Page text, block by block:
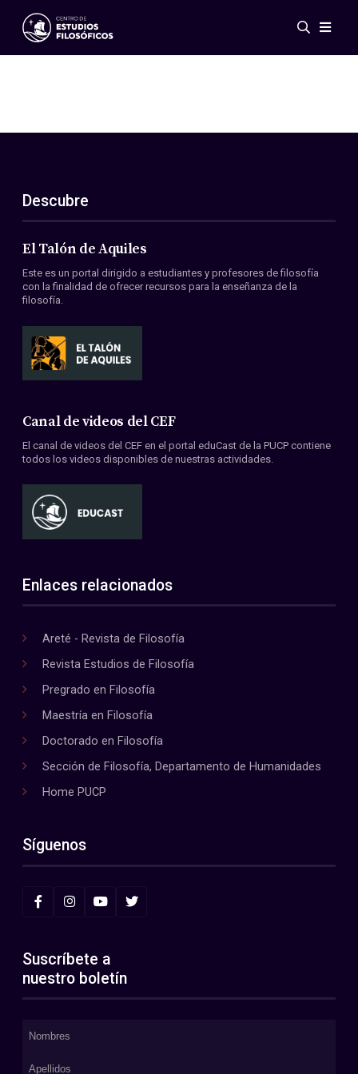
Eventos
ES
EN
Acerca de nosotros
Miembros
Convenios
Descubre
El Talón de Aquiles
Este es un portal dirigido a estudiantes y profesores de filosofía
con la finalidad de ofrecer recursos para la enseñanza de la
filosofía.
Canal de videos del CEF
El canal de videos del CEF en el portal eduCast de la PUCP contiene
todos los videos disponibles de nuestras actividades.
Enlaces relacionados
Areté - Revista de Filosofía
Revista Estudios de Filosofía
Pregrado en Filosofía
Maestría en Filosofía
Doctorado en Filosofía
Sección de Filosofía, Departamento de Humanidades
Home PUCP
Síguenos
Suscríbete a
nuestro boletín